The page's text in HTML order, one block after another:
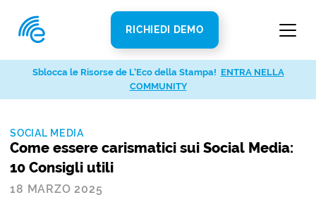
RICHIEDI DEMO
SOCIAL MEDIA
Come essere carismatici sui Social Media:
10 Consigli utili
18 MARZO 2025
Sblocca le Risorse de L’Eco della Stampa! ENTRA NELLA
COMMUNITY